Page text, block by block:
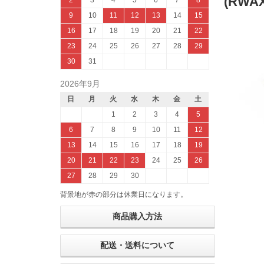
9
10 11 12 13 14
15
16
17 18 19 20 21
22
23
24 25 26 27 28
29
30
31
2026年9月
日 月 火 水 木 金
土
1
2 3 4
5
6
7 8 9 10 11
12
13
14 15 16 17 18
19
20
21 22 23 24 25
26
27
28 29 30
背景地が赤の部分は休業日になります。
商品購入方法
配送・送料について